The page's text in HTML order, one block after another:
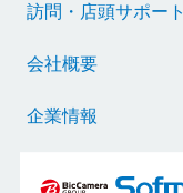
訪問・店頭サポート
会社概要
企業情報